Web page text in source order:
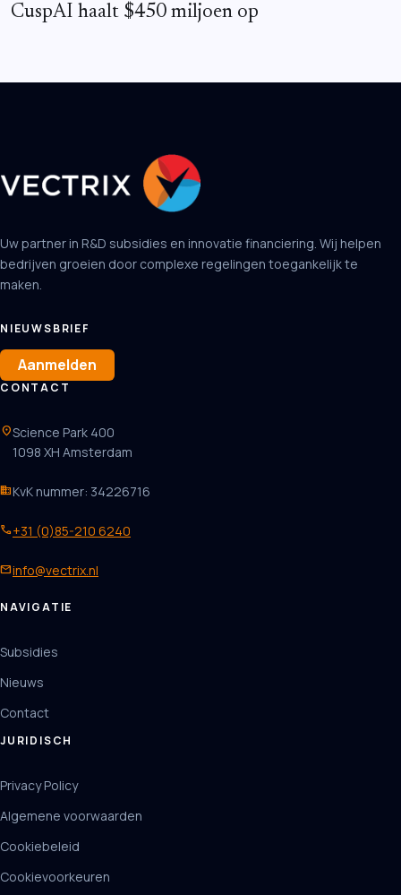
CuspAI haalt $450 miljoen op
Uw partner in R&D subsidies en innovatie financiering. Wij helpen
bedrijven groeien door complexe regelingen toegankelijk te
maken.
NIEUWSBRIEF
Aanmelden
CONTACT
location_onScience Park 400
1098 XH Amsterdam
businessKvK nummer: 34226716
phone+31 (0)85-210 6240
mailinfo@vectrix.nl
NAVIGATIE
Subsidies
Nieuws
Contact
JURIDISCH
Privacy Policy
Algemene voorwaarden
Cookiebeleid
Cookievoorkeuren